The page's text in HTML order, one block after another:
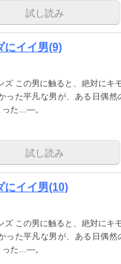
試し読み
にイイ男(9)
。それ以
った平凡な男が、ある日偶
った…―。
試し読み
にイイ男(10)
。それ以
った平凡な男が、ある日偶
った…―。